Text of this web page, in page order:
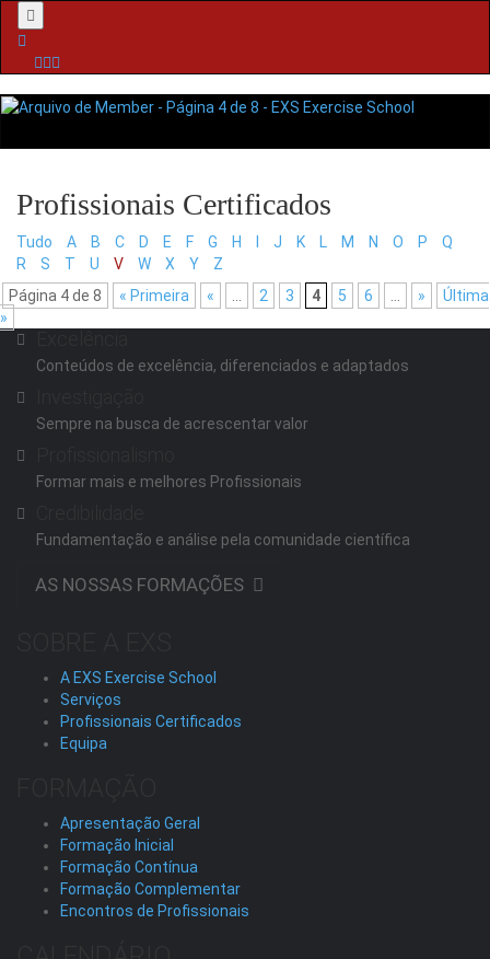
Menu
Tudo A B C D E F G H J K L M N O P
Q
R
S T U V W X Y
Z
Página 4 de 8
« Primeira « 2 3 4 5 6 »
Última
»
Conteúdos de excelência, diferenciados e adaptados
Sempre na busca de acrescentar valor
Formar mais e melhores Profissionais
Fundamentação e análise pela comunidade científica
AS NOSSAS FORMAÇÕES
A EXS Exercise School
Serviços
Profissionais Certificados
Equipa
Apresentação Geral
Formação Inicial
Formação Contínua
Formação Complementar
Encontros de Profissionais